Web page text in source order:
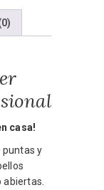
casa!
puntas y